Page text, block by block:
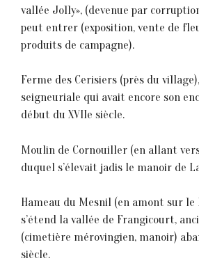
val1ée Jo11y», (devenue par
peut entrer (exposition, vente de
produits de campagne).
Ferme des Cerisiers (près du
seigneuriale qui avait encore son
début du XVIIe siècle.
Moulin de Cornouiller (en allant
duquel s’élevait jadis le manoir de
Hameau du Mesnil (en amont sur 1e
s’étend la vallée de Frangicourt,
(cimetière mérovingien, manoir)
siècle.